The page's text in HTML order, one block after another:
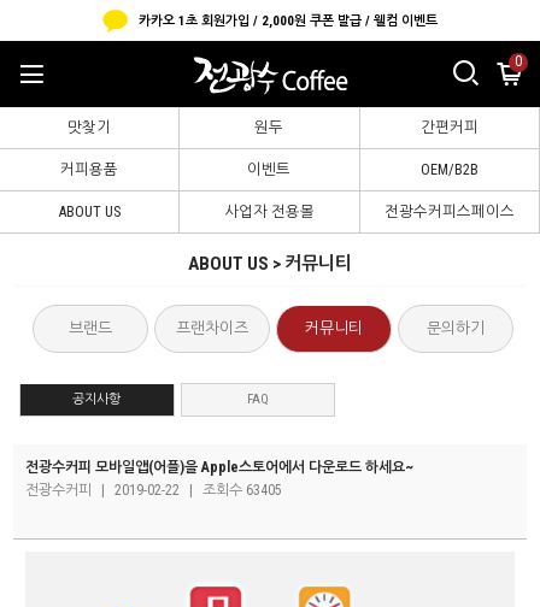
카카오 1초 회원가입 / 2,000원 쿠폰 발급 / 웰컴 이벤트
0
맛찾기 원두 간편커피
커피용품 이벤트 OEM/B2B
ABOUT US 사업자 전용몰 전광수커피스페이스
ABOUT US > 커뮤니티
브랜드 프랜차이즈 커뮤니티 문의하기
공지사항 FAQ
전광수커피 모바일앱(어플)을 Apple스토어에서 다운로드 하세요~
전광수커피
2019-02-22 조회수 63405